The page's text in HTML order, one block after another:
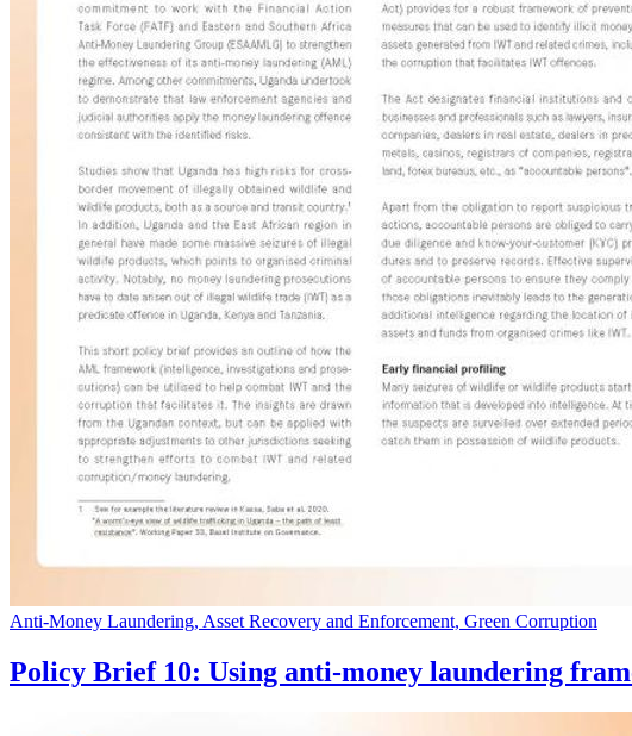
Anti-Money Laundering, Asset Recovery and Enforcement, Green Corruption
Policy Brief 10: Using anti-money laundering